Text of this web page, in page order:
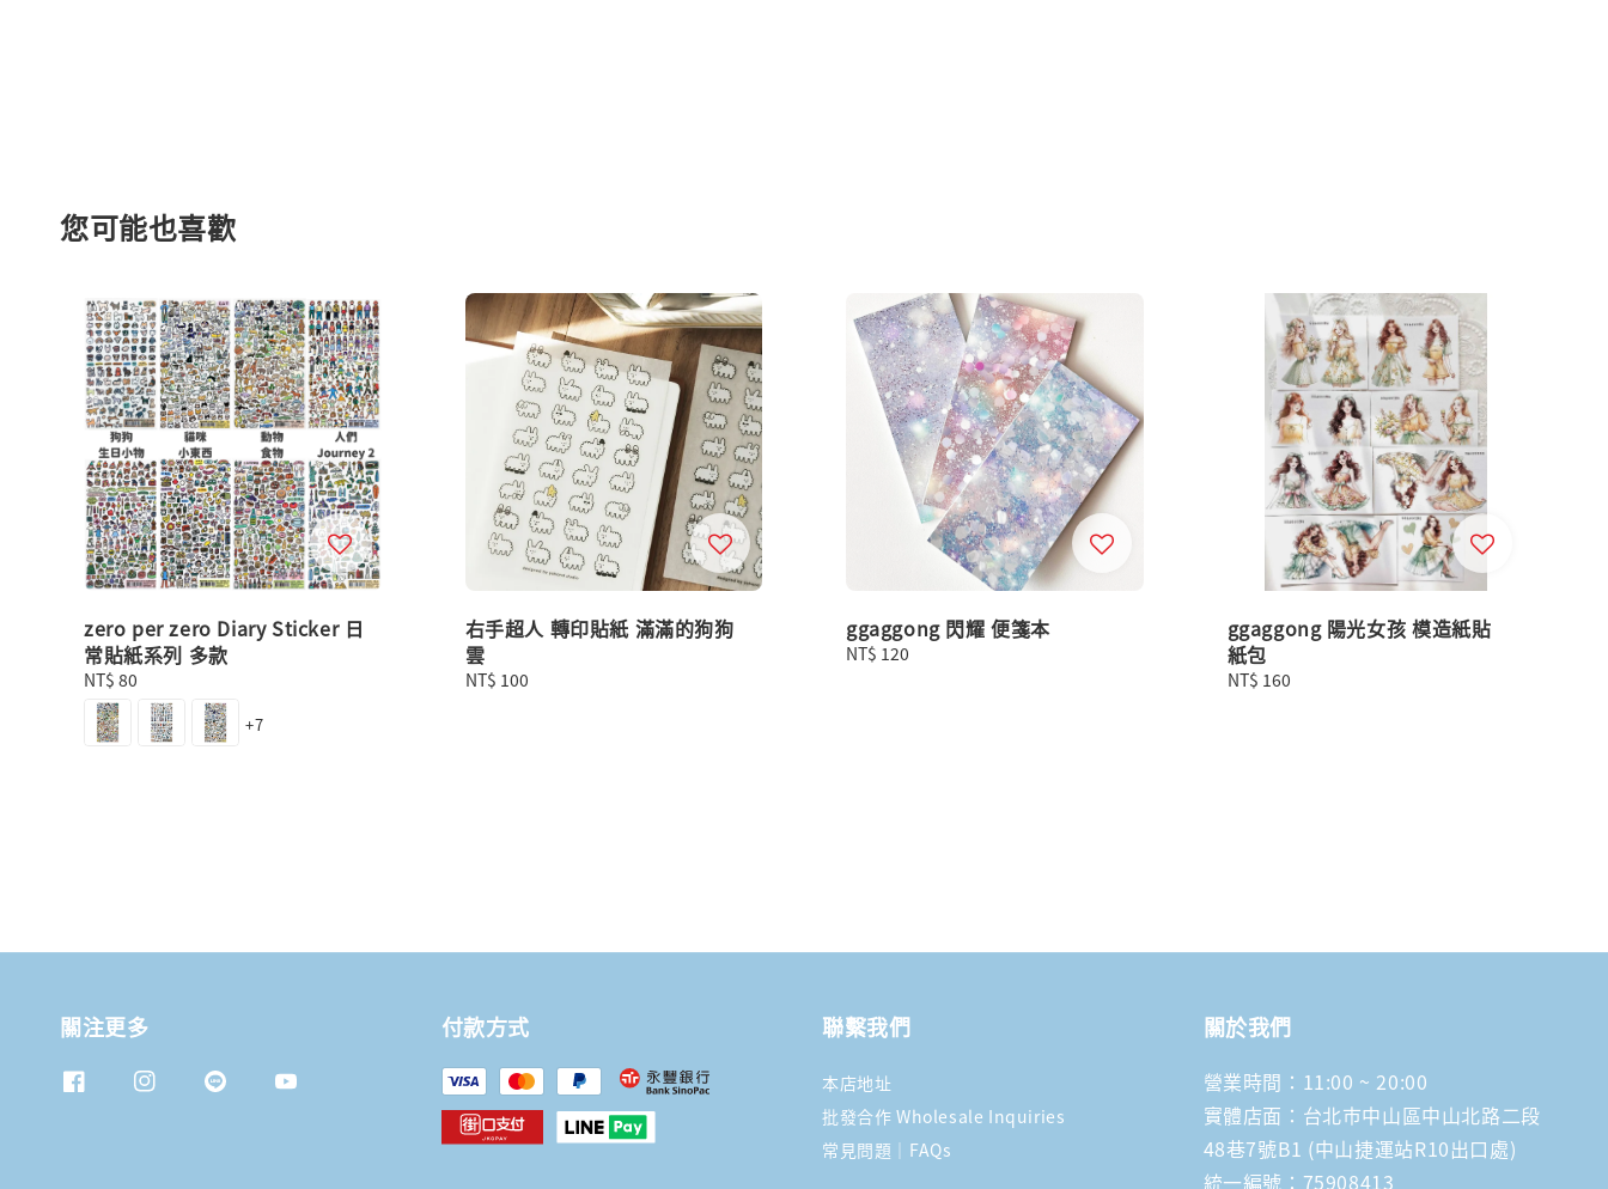
您可能也喜歡
zero per zero Diary Sticker 日
常貼紙系列 多款
Regular
price
NT$ 80
+7
右手超人 轉印貼紙 滿滿的狗狗
雲
Regular
NT$ 100
ggaggong 閃耀 便箋本
Regular
NT$ 120
ggaggong 陽光女孩 模造紙貼
紙包
Regular
NT$ 160
關注更多 付款方式 聯繫我們
本店地址
批發合作 Wholesale Inquiries
常見問題｜FAQs
關於我們
營業時間：11:00 ~ 20:00
實體店面：台北市中山區中山北路二段
48巷7號B1 (中山捷運站R10出口處)
統一編號：75908413